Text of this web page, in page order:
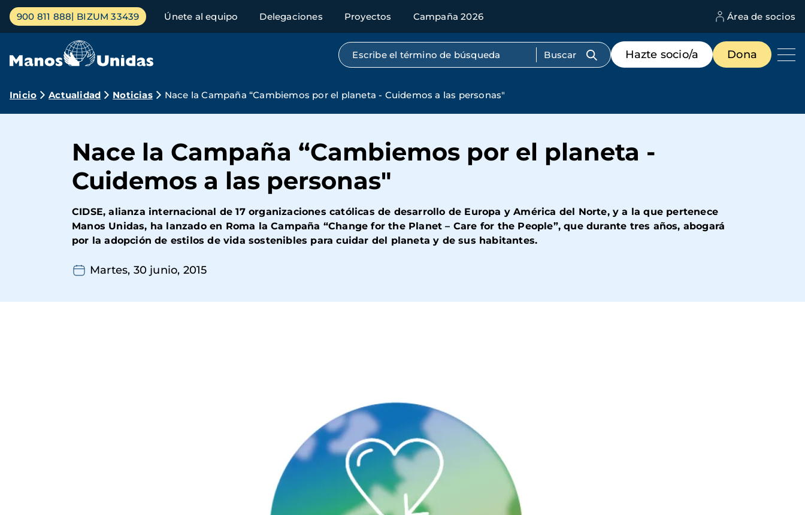
Pasar
contenido
Menú
principal
900 811 888 BIZUM 33439 Únete al equipo Delegaciones Proyectos Campaña 2026 Área de socios
Búsqueda por texto completo
Menú
de
destacados
Hazte socio/a Dona
Ruta
navegación
Inicio Actualidad Noticias Nace la Campaña “Cambiemos por el planeta - Cuidemos a las personas"
Nace la Campaña “Cambiemos por el planeta -
Cuidemos a las personas"
CIDSE, alianza internacional de 17 organizaciones católicas de desarrollo de Europa y América del Norte, y a la que pertenece
Manos Unidas, ha lanzado en Roma la Campaña “Change for the Planet – Care for the People”, que durante tres años, abogará
por la adopción de estilos de vida sostenibles para cuidar del planeta y de sus habitantes.
Martes, 30 junio, 2015